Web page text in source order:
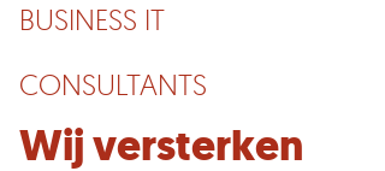
BUSINESS IT
CONSULTANTS
Wij versterken